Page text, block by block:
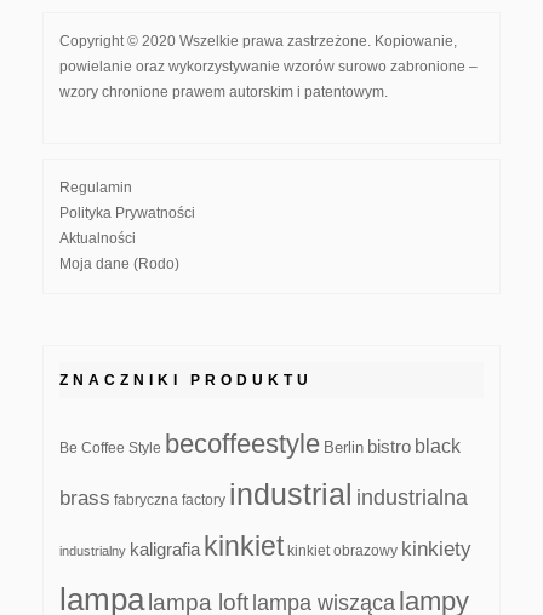
Copyright © 2020 Wszelkie prawa zastrzeżone. Kopiowanie,
powielanie oraz wykorzystywanie wzorów surowo zabronione –
wzory chronione prawem autorskim i patentowym.
Regulamin
Polityka Prywatności
Aktualności
Moja dane (Rodo)
ZNACZNIKI PRODUKTU
Be Coffee Style becoffeestyle Berlin bistro black
brass fabryczna factory industrial industrialna
industrialny kaligrafia kinkiet kinkiet obrazowy kinkiety
lampa lampa loft lampa wisząca lampy